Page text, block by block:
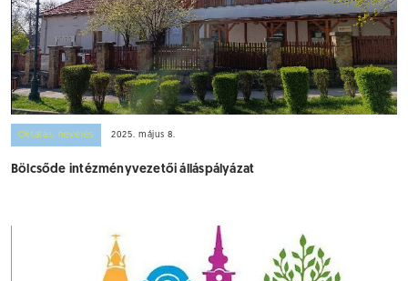
Oktatás, nevelés 2025. május 8.
Bölcsőde intézményvezetői álláspályázat